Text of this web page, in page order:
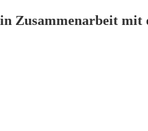
in Zusammenarbeit mit